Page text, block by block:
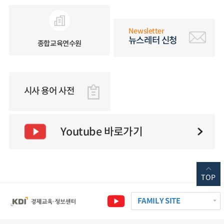
종합교육연수원
Newsletter
뉴스레터 신청
시사 용어 사전
Youtube 바로가기
FAMILY SITE
TOP